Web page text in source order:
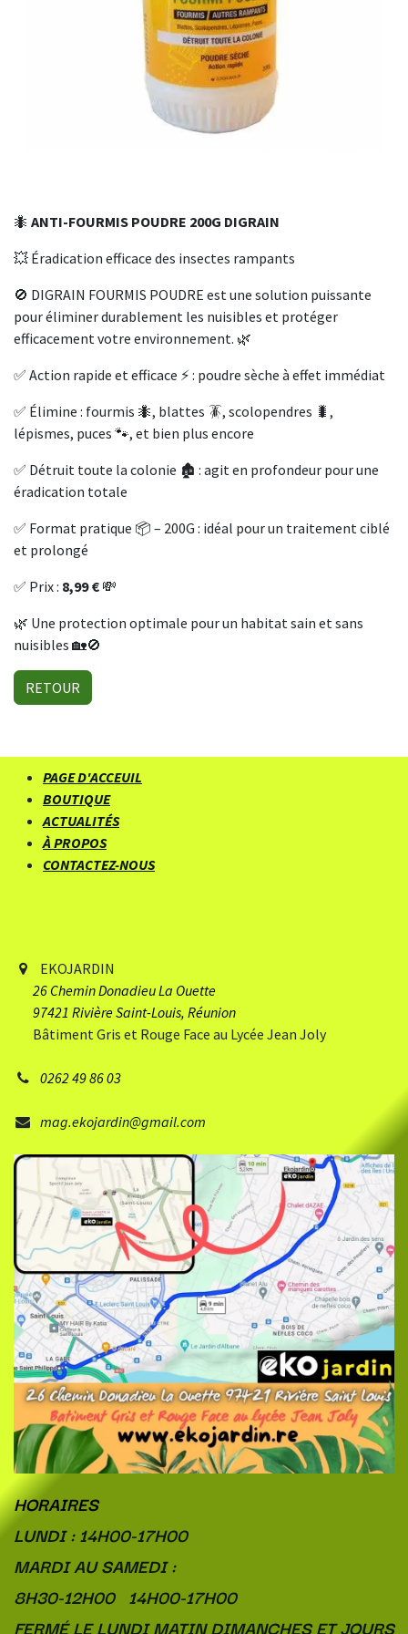
🐜 ANTI-FOURMIS POUDRE 200G DIGRAIN
💥 Éradication efficace des insectes rampants
🚫 DIGRAIN FOURMIS POUDRE est une solution puissante
pour éliminer durablement les nuisibles et protéger
efficacement votre environnement. 🌿
✅ Action rapide et efficace ⚡ : poudre sèche à effet immédiat
✅ Élimine : fourmis 🐜, blattes 🪳, scolopendres 🐛,
lépismes, puces 🐾, et bien plus encore
✅ Détruit toute la colonie 🏚️ : agit en profondeur pour une
éradication totale
✅ Format pratique 📦 – 200G : idéal pour un traitement ciblé
et prolongé
✅ Prix : 8,99 € 💸
🌿 Une protection optimale pour un habitat sain et sans
nuisibles 🏡🚫
RETOUR
PAGE D'ACCEUIL
BOUTIQUE
ACTUALITÉS
À PROPOS
CONTACTEZ-NOUS
EKOJARDIN
26 Chemin Donadieu​ La Ouette
97421 Rivière Saint-Louis, Réunion
Bâtiment Gris et Rouge Face au Lycée Jean Joly
0262 49 86 03
mag.ekojardin@gmail.com
HORAIRES
LUNDI : 14H00-17H00
MARDI AU SAMEDI :
8H30-12H00 14H00-17H00
FERMÉ LE LUNDI MATIN DIMANCHES ET JOURS